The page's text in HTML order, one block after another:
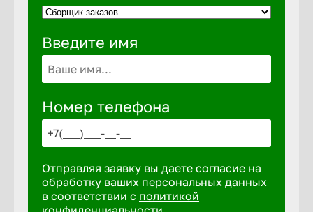
Введите имя
Номер телефона
Отправляя заявку вы даете согласие на
обработку ваших персональных данных
в соответствии с политикой